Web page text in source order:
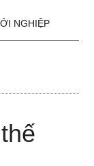
NGHIỆP